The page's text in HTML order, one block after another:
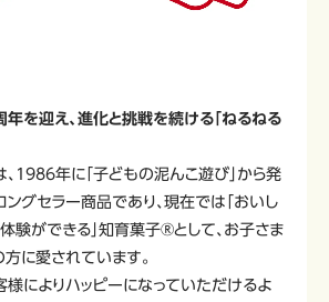
を迎え、進化と挑戦を続ける「ねるねる
、1986年に「子どもの泥んこ遊び」から発
グセラー商品であり、現在では「おいし
験ができる」知育菓子®として、お子さま
に愛されています。
様によりハッピーになっていただけるよ